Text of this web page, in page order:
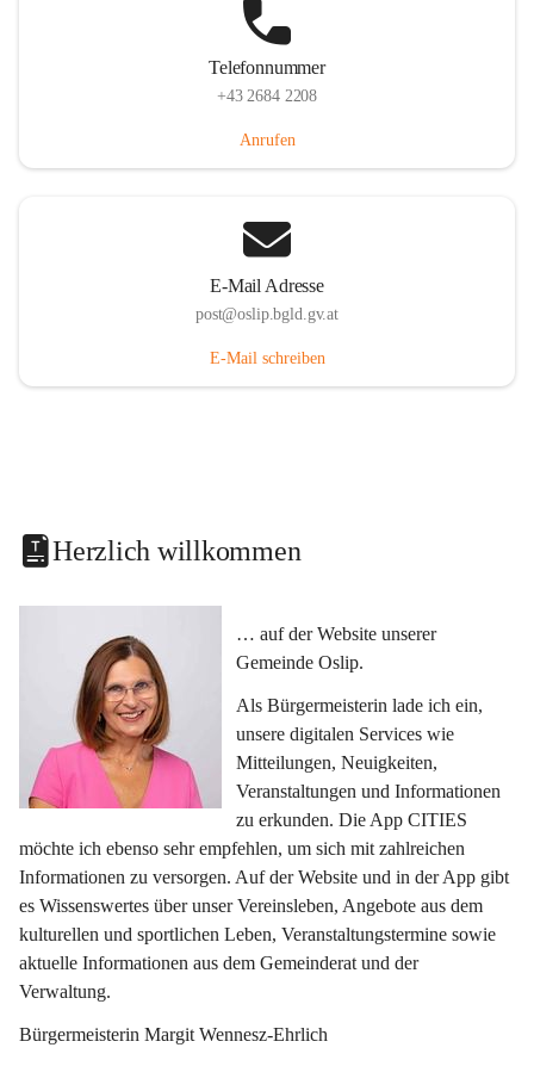
Telefonnummer
+43 2684 2208
Anrufen
E-Mail Adresse
post@oslip.bgld.gv.at
E-Mail schreiben
Herzlich willkommen
… auf der Website unserer
Gemeinde Oslip.
Als Bürgermeisterin lade ich ein,
unsere digitalen Services wie
Mitteilungen, Neuigkeiten,
Veranstaltungen und Informationen
zu erkunden. Die App CITIES
möchte ich ebenso sehr empfehlen, um sich mit zahlreichen
Informationen zu versorgen. Auf der Website und in der App gibt
es Wissenswertes über unser Vereinsleben, Angebote aus dem
kulturellen und sportlichen Leben, Veranstaltungstermine sowie
aktuelle Informationen aus dem Gemeinderat und der
Verwaltung.
Bürgermeisterin Margit Wennesz-Ehrlich